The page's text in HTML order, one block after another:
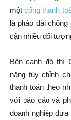
một cổng thanh
là pháo đài chống
cận nhiều đối
Bên cạnh đó thì
năng tùy chỉnh
thanh toán theo
với báo cáo và
doanh nghiệp